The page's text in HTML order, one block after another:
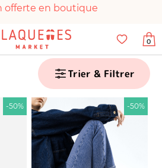
offerte en boutique
100% sécurisé
en parfait état
0
Trier & Filtrer
-50% -50%